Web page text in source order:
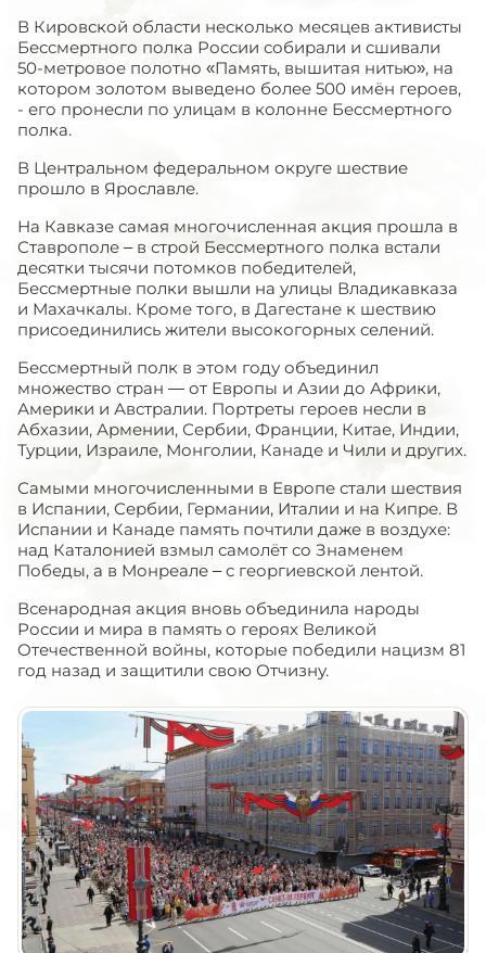
В Кировской области несколько месяцев активисты
Бессмертного полка России собирали и сшивали
50-метровое полотно «Память, вышитая нитью», на
котором золотом выведено более 500 имён героев,
- его пронесли по улицам в колонне Бессмертного
полка.
В Центральном федеральном округе шествие
прошло в Ярославле.
На Кавказе самая многочисленная акция прошла в
Ставрополе – в строй Бессмертного полка встали
десятки тысячи потомков победителей,
Бессмертные полки вышли на улицы Владикавказа
и Махачкалы. Кроме того, в Дагестане к шествию
присоединились жители высокогорных селений.
Бессмертный полк в этом году объединил
множество стран — от Европы и Азии до Африки,
Америки и Австралии. Портреты героев несли в
Абхазии, Армении, Сербии, Франции, Китае, Индии,
Турции, Израиле, Монголии, Канаде и Чили и других.
Самыми многочисленными в Европе стали шествия
в Испании, Сербии, Германии, Италии и на Кипре. В
Испании и Канаде память почтили даже в воздухе:
над Каталонией взмыл самолёт со Знаменем
Победы, а в Монреале – с георгиевской лентой.
Всенародная акция вновь объединила народы
России и мира в память о героях Великой
Отечественной войны, которые победили нацизм 81
год назад и защитили свою Отчизну.